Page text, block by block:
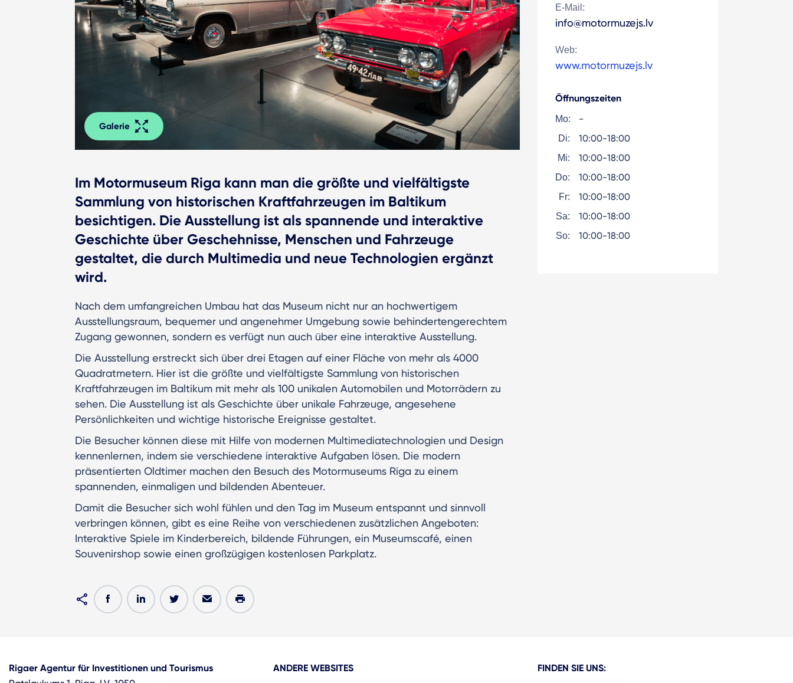
Galerie
Im Motormuseum Riga kann man die größte und vielfältigste
Sammlung von historischen Kraftfahrzeugen im Baltikum
besichtigen. Die Ausstellung ist als spannende und interaktive
Geschichte über Geschehnisse, Menschen und Fahrzeuge
gestaltet, die durch Multimedia und neue Technologien ergänzt
wird.
Nach dem umfangreichen Umbau hat das Museum nicht nur an hochwertigem
Ausstellungsraum, bequemer und angenehmer Umgebung sowie behindertengerechtem
Zugang gewonnen, sondern es verfügt nun auch über eine interaktive Ausstellung.
Die Ausstellung erstreckt sich über drei Etagen auf einer Fläche von mehr als 4000
Quadratmetern. Hier ist die größte und vielfältigste Sammlung von historischen
Kraftfahrzeugen im Baltikum mit mehr als 100 unikalen Automobilen und Motorrädern zu
sehen. Die Ausstellung ist als Geschichte über unikale Fahrzeuge, angesehene
Persönlichkeiten und wichtige historische Ereignisse gestaltet.
Die Besucher können diese mit Hilfe von modernen Multimediatechnologien und Design
kennenlernen, indem sie verschiedene interaktive Aufgaben lösen. Die modern
präsentierten Oldtimer machen den Besuch des Motormuseums Riga zu einem
spannenden, einmaligen und bildenden Abenteuer.
Damit die Besucher sich wohl fühlen und den Tag im Museum entspannt und sinnvoll
verbringen können, gibt es eine Reihe von verschiedenen zusätzlichen Angeboten:
Interaktive Spiele im Kinderbereich, bildende Führungen, ein Museumscafé, einen
Souvenirshop sowie einen großzügigen kostenlosen Parkplatz.
E-Mail:
info@motormuzejs.lv
Web:
www.motormuzejs.lv
Öffnungszeiten
Mo: -
Di: 10:00-18:00
Mi: 10:00-18:00
Do: 10:00-18:00
Fr: 10:00-18:00
Sa: 10:00-18:00
So: 10:00-18:00
Rigaer Agentur für Investitionen und Tourismus
ANDERE WEBSITES FINDEN SIE UNS: